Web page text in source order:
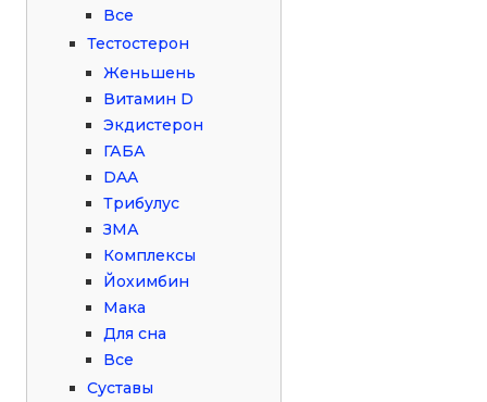
Все
Тестостерон
Женьшень
Витамин D
Экдистерон
ГАБА
DAA
Трибулус
ЗМА
Комплексы
Йохимбин
Мака
Для сна
Все
Суставы